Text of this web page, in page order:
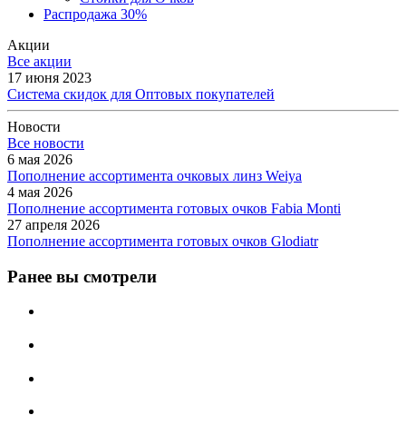
Распродажа 30%
Акции
Все акции
17 июня 2023
Система скидок для Оптовых покупателей
Новости
Все новости
6 мая 2026
Пополнение ассортимента очковых линз Weiya
4 мая 2026
Пополнение ассортимента готовых очков Fabia Monti
27 апреля 2026
Пополнение ассортимента готовых очков Glodiatr
Ранее вы смотрели